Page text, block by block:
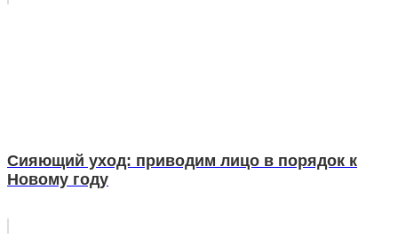
Сияющий уход: приводим лицо в порядок к
Новому году